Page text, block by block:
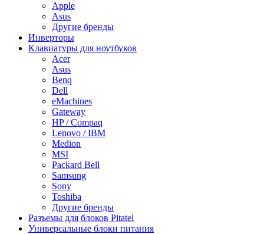
Apple
Asus
Другие бренды
Инверторы
Клавиатуры для ноутбуков
Acer
Asus
Benq
Dell
eMachines
Gateway
HP / Compaq
Lenovo / IBM
Medion
MSI
Packard Bell
Samsung
Sony
Toshiba
Другие бренды
Разъемы для блоков Pitatel
Универсальные блоки питания